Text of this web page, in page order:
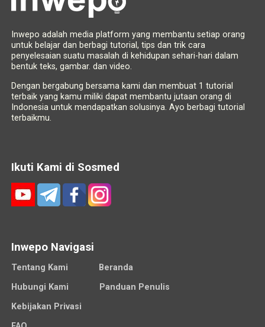
Inwepo adalah media platform yang membantu setiap orang
untuk belajar dan berbagi tutorial, tips dan trik cara
penyelesaian suatu masalah di kehidupan sehari-hari dalam
bentuk teks, gambar. dan video.
Dengan bergabung bersama kami dan membuat 1 tutorial
terbaik yang kamu miliki dapat membantu jutaan orang di
Indonesia untuk mendapatkan solusinya. Ayo berbagi tutorial
terbaikmu.
Ikuti Kami di Sosmed
Inwepo Navigasi
Tentang Kami
Beranda
Hubungi Kami
Panduan Penulis
Kebijakan Privasi